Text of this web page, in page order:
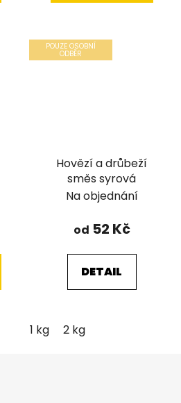
POUZE OSOBNÍ
ODBĚR
Hovězí a drůbeží
směs syrová
Na objednání
od 52 Kč
DETAIL
1 kg 2 kg